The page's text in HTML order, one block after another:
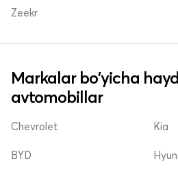
Zeekr
Markalar bo'yicha
avtomobillar
Chevrolet
BYD
Kia